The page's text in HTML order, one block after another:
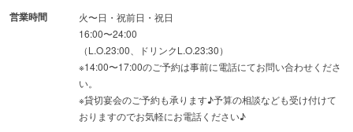
2名様〜団体様までご利用可能な空間♪落ち着いた雰囲気の
お席をご用意。
■お得な特典
幹事様必見！8名様以上のコース予約で幹事様無料やデザ
ートプレート無料贈呈クーポンなどございます！
営業時間
火〜日・祝前日・祝日
16:00〜24:00
（L.O.23:00、ドリンクL.O.23:30）
※14:00〜17:00のご予約は事前に電話にてお問い合わせくださ
い。
※貸切宴会のご予約も承ります♪予算の相談なども受け付けて
おりますのでお気軽にお電話ください♪